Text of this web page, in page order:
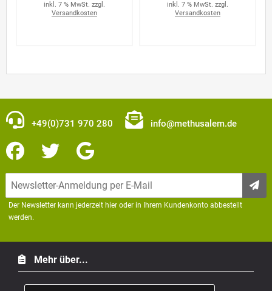
inkl. 7 % MwSt. zzgl.
Versandkosten
inkl. 7 % MwSt. zzgl.
Versandkosten
+49(0)731 970 280 info@methusalem.de
Der Newsletter kann jederzeit hier oder in Ihrem Kundenkonto abbestellt
werden.
Mehr über...